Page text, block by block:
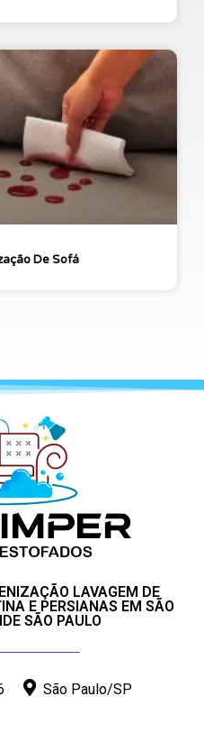
De Sofá
LAVAGEM DE
E PERSIANAS EM SÃO
SÃO PAULO
São Paulo/SP